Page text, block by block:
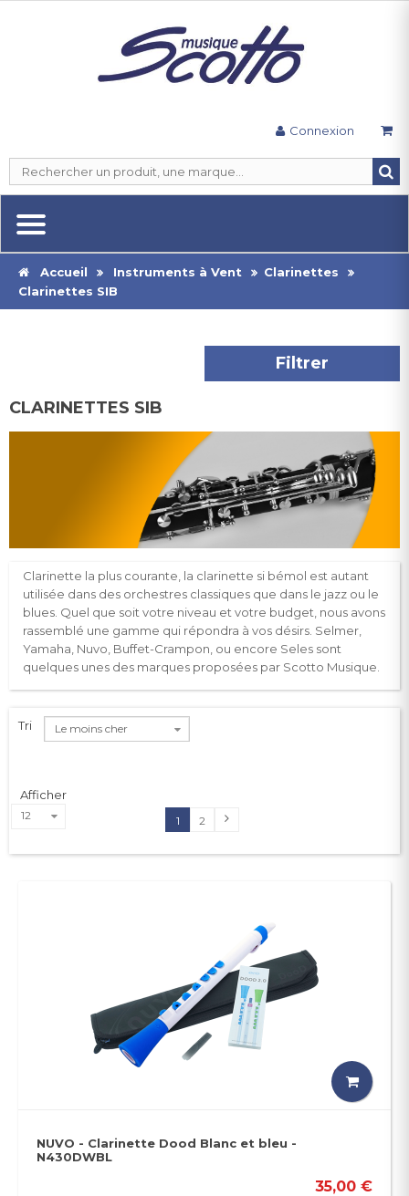
Connexion
Accueil Instruments à Vent
Clarinettes
Clarinettes SIB
Filtrer
CLARINETTES SIB
Clarinette la plus courante, la clarinette si bémol est autant
utilisée dans des orchestres classiques que dans le jazz ou le
blues. Quel que soit votre niveau et votre budget, nous avons
rassemblé une gamme qui répondra à vos désirs. Selmer,
Yamaha, Nuvo, Buffet-Crampon, ou encore Seles sont
quelques unes des marques proposées par Scotto Musique.
1 2
Tri Le moins cher
Afficher
12
NUVO - Clarinette Dood Blanc et bleu -
N430DWBL
35,00 €